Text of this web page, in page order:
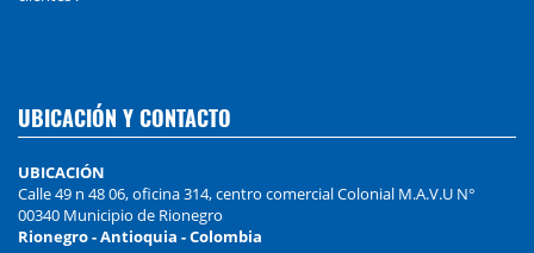
UBICACIÓN Y CONTACTO
UBICACIÓN
Calle 49 n 48 06, oficina 314, centro comercial Colonial M.A.V.U N°
00340 Municipio de Rionegro
Rionegro - Antioquia - Colombia